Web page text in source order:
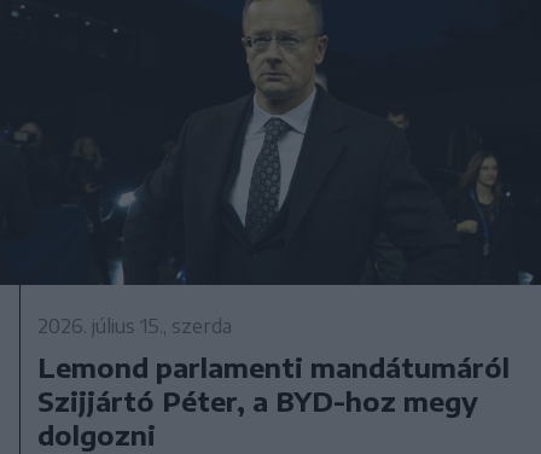
2026. július 15., szerda
Lemond parlamenti mandátumáról
Szijjártó Péter, a BYD-hoz megy
dolgozni